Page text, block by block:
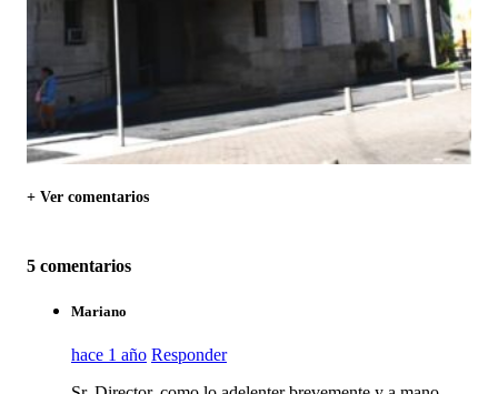
+ Ver comentarios
5 comentarios
Mariano
hace 1 año Responder